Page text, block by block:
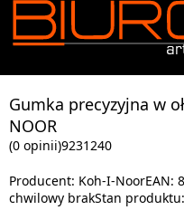
Gumka precyzyjna w
NOOR
(0 opinii)9231240
Producent: Koh-I-NoorEAN:
chwilowy brakStan produktu: